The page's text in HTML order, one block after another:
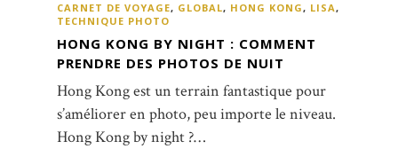
CARNET DE VOYAGE, GLOBAL, HONG KONG, LISA,
TECHNIQUE PHOTO
HONG KONG BY NIGHT : COMMENT
PRENDRE DES PHOTOS DE NUIT
Hong Kong est un terrain fantastique pour
s’améliorer en photo, peu importe le niveau.
Hong Kong by night ?…